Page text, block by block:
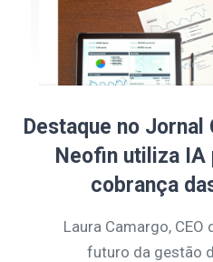
Destaque no
Neofin utiliza IA
cobrança
Laura Camargo, CEO
futuro da gestão